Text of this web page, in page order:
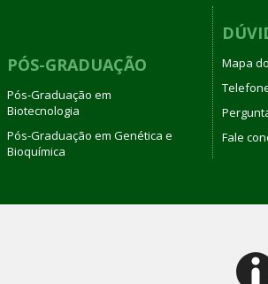
PÓS-GRADUAÇÃO
Pós-Graduação em
Biotecnologia
Pós-Graduação em Genética e
Bioquímica
Mapa
Fale